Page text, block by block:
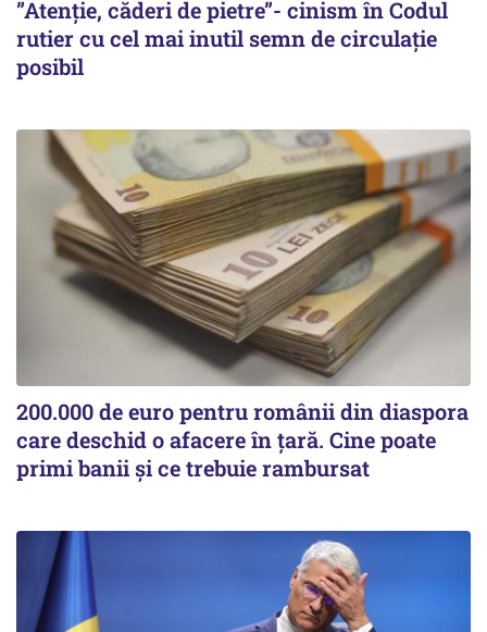
”Atenție, căderi de pietre”- cinism în Codul
rutier cu cel mai inutil semn de circulație
posibil
200.000 de euro pentru românii din diaspora
care deschid o afacere în țară. Cine poate
primi banii și ce trebuie rambursat